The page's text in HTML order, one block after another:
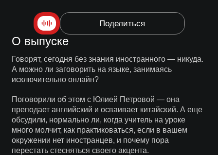
Поделиться
О выпуске
Говорят, сегодня без знания иностранного — никуда.
А можно ли заговорить на языке, занимаясь
исключительно онлайн?
Поговорили об этом с Юлией Петровой — она
преподает английский и осваивает китайский. А еще
обсудили, нормально ли, когда учитель на уроке
много молчит, как практиковаться, если в вашем
окружении нет иностранцев, и почему пора
перестать стесняться своего акцента.